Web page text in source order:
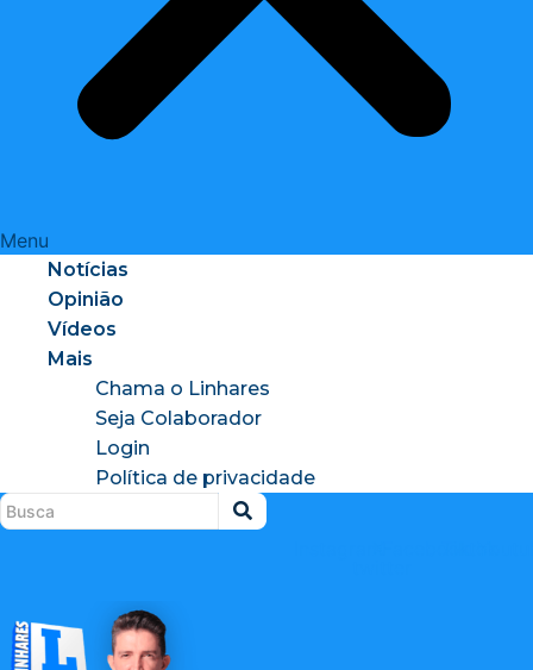
Menu
Notícias
Opinião
Vídeos
Mais
Chama o Linhares
Seja Colaborador
Login
Política de privacidade